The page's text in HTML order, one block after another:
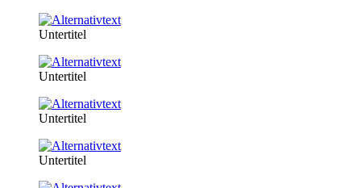
Untertitel
Untertitel
Untertitel
Untertitel